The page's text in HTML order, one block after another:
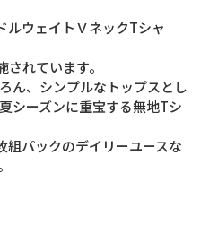
ルウェイトＶネックTシャ
れています。
ん、シンプルなトップスとし
シーズンに重宝する無地Tシ
パックのデイリーユースな